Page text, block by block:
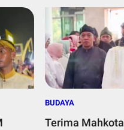
BUDAYA
Terima Mahkota